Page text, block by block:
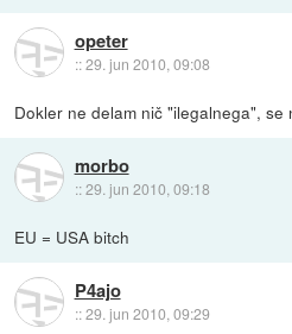
opeter
::29. jun 2010, 09:08
Dokler ne delam nič "ilegalnega", se
morbo
::29. jun 2010, 09:18
EU = USA bitch
P4ajo
::29. jun 2010, 09:29